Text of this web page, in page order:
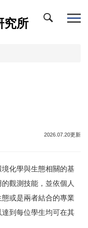
究所
2026.07.20更新
化學與生態相關的基
觀測技能，並依個人
或是兩者結合的專業
到每位學生均可在其